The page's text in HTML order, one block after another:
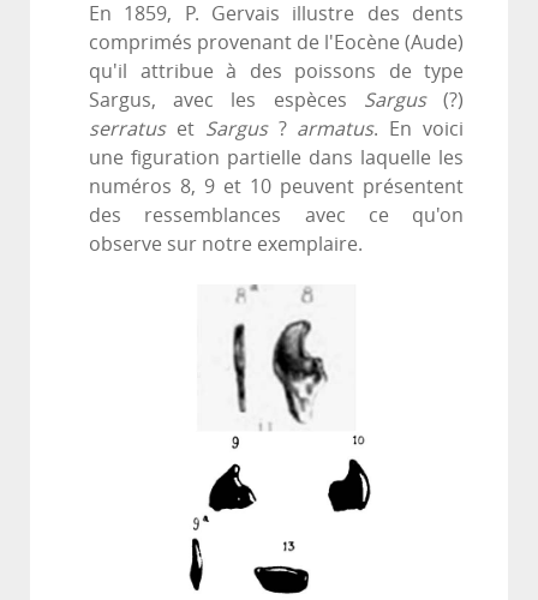
En 1859, P. Gervais illustre des dents
comprimés provenant de l'Eocène (Aude)
qu'il attribue à des poissons de type
Sargus, avec les espèces Sargus(?)
serratus et Sargus ? armatus. En voici
une figuration partielle dans laquelle les
numéros 8, 9 et 10 peuvent présentent
des ressemblances avec ce qu'on
observe sur notre exemplaire.